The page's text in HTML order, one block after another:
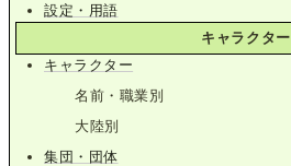
設定・用語
キャラクター
キャラクター
名前・職業別
大陸別
集団・団体